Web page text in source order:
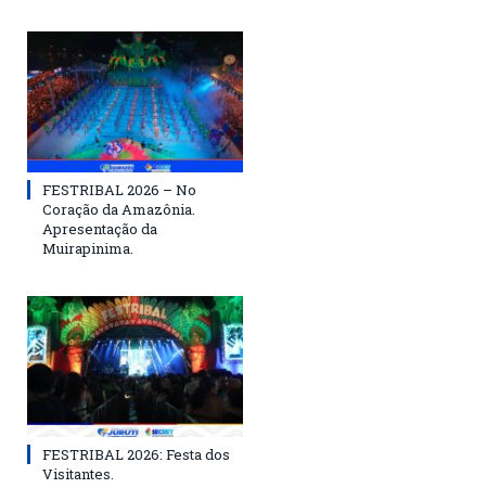
FESTRIBAL 2026 – No
Coração da Amazônia.
Apresentação da
Muirapinima.
FESTRIBAL 2026: Festa dos
Visitantes.